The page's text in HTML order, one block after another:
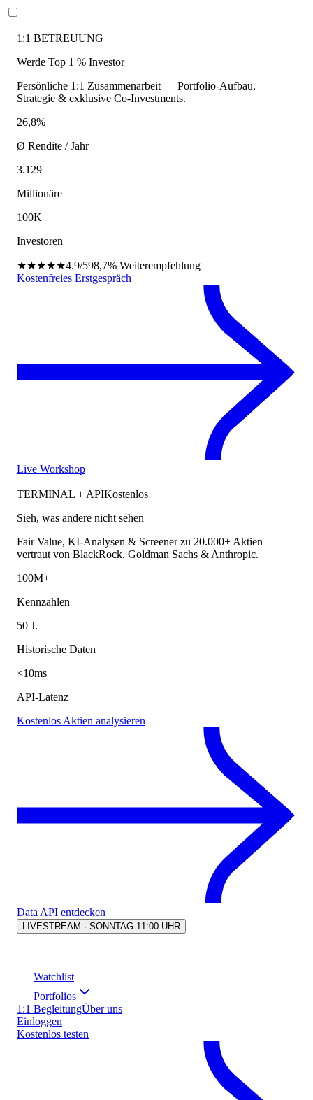
1:1 BETREUUNG
Werde Top 1 % Investor
Persönliche 1:1 Zusammenarbeit — Portfolio-Aufbau,
Strategie & exklusive Co-Investments.
26,8%
Ø Rendite / Jahr
3.129
Millionäre
100K+
Investoren
★★★★★4.9/598,7% Weiterempfehlung
Kostenfreies Erstgespräch
Live Workshop
TERMINAL + APIKostenlos
Sieh, was andere nicht sehen
Fair Value, KI-Analysen & Screener zu 20.000+ Aktien —
vertraut von BlackRock, Goldman Sachs & Anthropic.
100M+
Kennzahlen
50 J.
Historische Daten
<10ms
API-Latenz
Kostenlos Aktien analysieren
Data API entdecken
LIVESTREAM · SONNTAG 11:00 UHR
Watchlist
Portfolios
1:1 BegleitungÜber uns
Einloggen
Kostenlos testen